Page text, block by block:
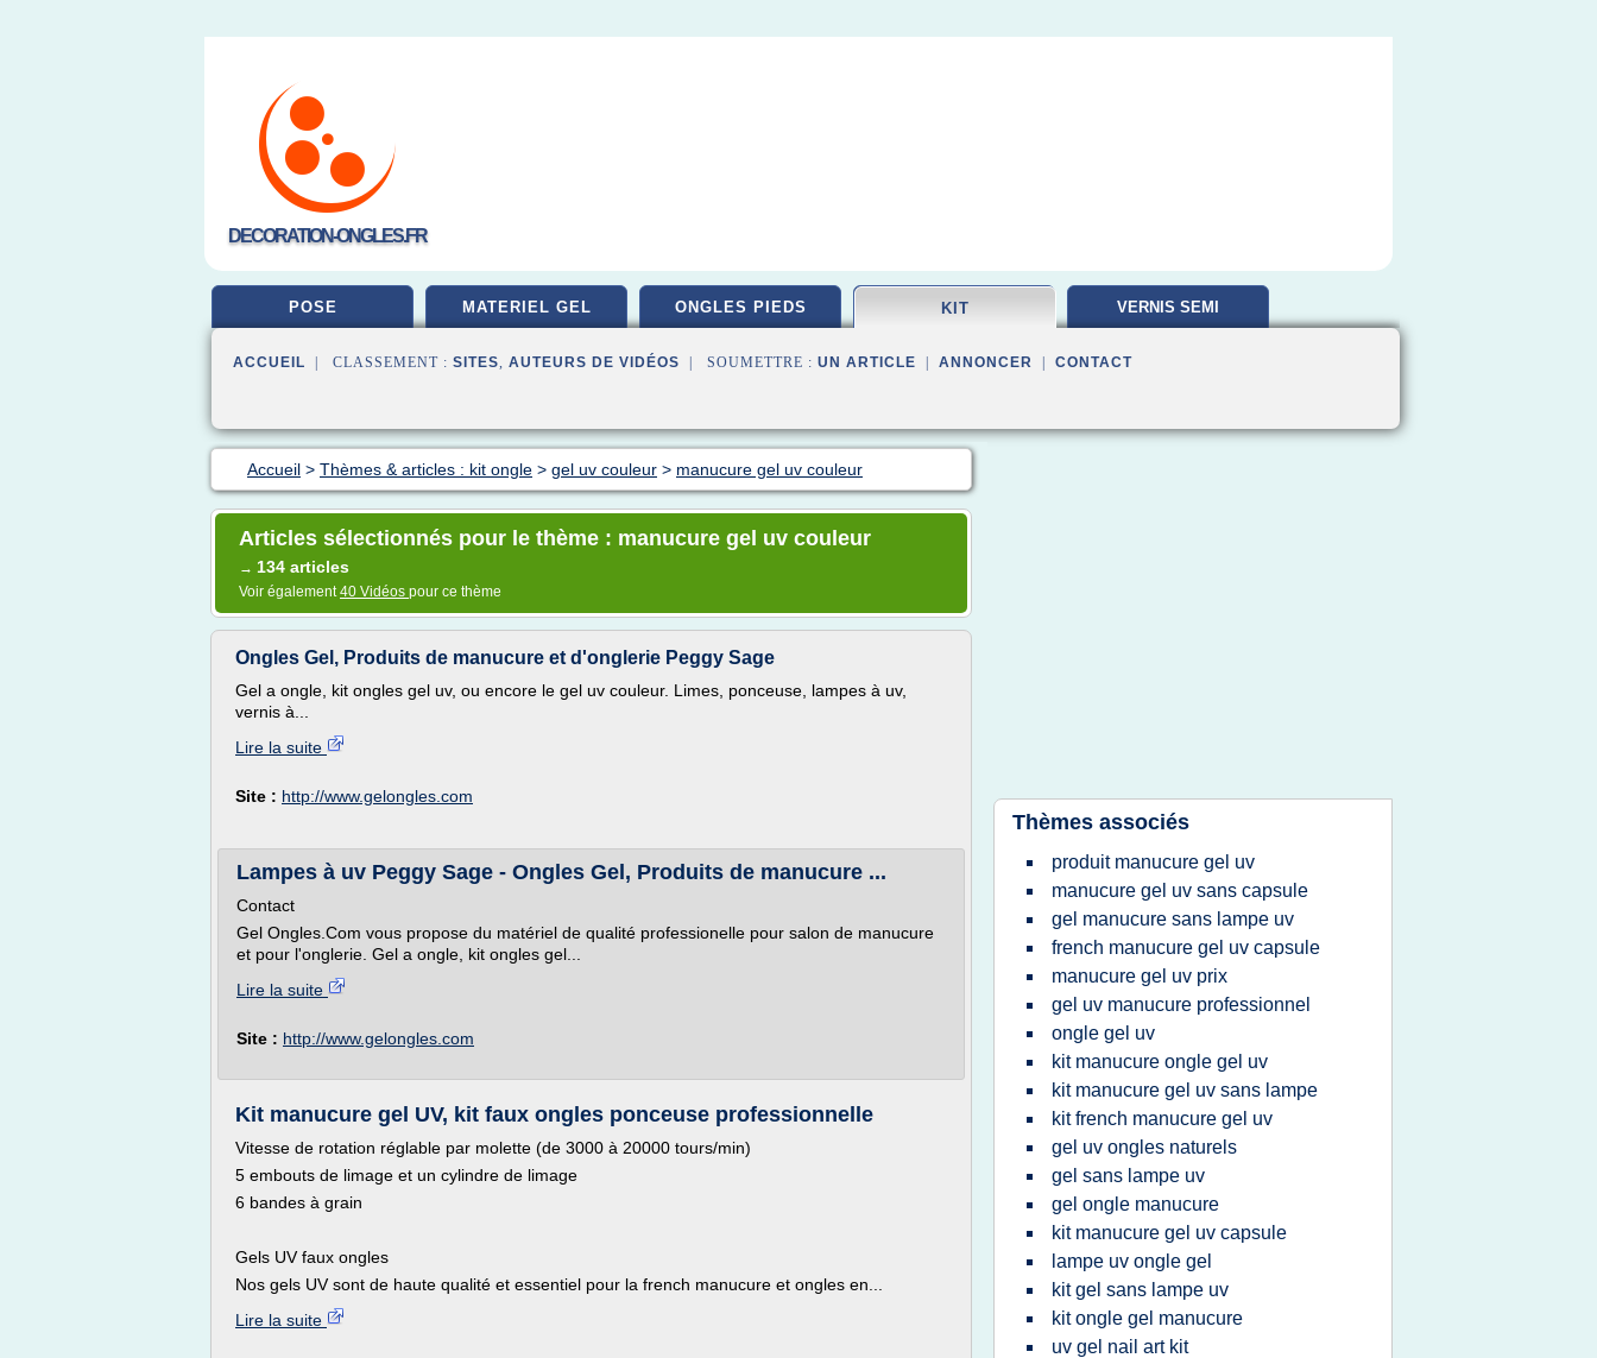
DECORATION-ONGLES.FR
POSE MATERIEL GEL ONGLES PIEDS KIT VERNIS SEMI
ACCUEIL | CLASSEMENT : SITES, AUTEURS DE VIDÉOS | SOUMETTRE : UN ARTICLE ANNONCER CONTACT
Accueil > Thèmes & articles : kit ongle > gel uv couleur > manucure gel uv couleur
Articles sélectionnés pour le thème : manucure gel uv couleur
→ 134 articles
Voir également40 Vidéos pour ce thème
Ongles Gel, Produits de manucure et d'onglerie Peggy Sage
Gel a ongle, kit ongles gel uv, ou encore le gel uv couleur. Limes, ponceuse, lampes à uv,
vernis à...
Lire la suite
Site : http://www.gelongles.com
Lampes à uv Peggy Sage - Ongles Gel, Produits de manucure ...
Contact
Gel Ongles.Com vous propose du matériel de qualité professionelle pour salon de manucure
et pour l'onglerie. Gel a ongle, kit ongles gel...
Lire la suite
Site : http://www.gelongles.com
Kit manucure gel UV, kit faux ongles ponceuse professionnelle
Vitesse de rotation réglable par molette (de 3000 à 20000 tours/min)
5 embouts de limage et un cylindre de limage
6 bandes à grain
Gels UV faux ongles
Nos gels UV sont de haute qualité et essentiel pour la french manucure et ongles en...
Lire la suite
Thèmes associés
produit manucure gel uv
manucure gel uv sans capsule
gel manucure sans lampe uv
french manucure gel uv capsule
manucure gel uv prix
gel uv manucure professionnel
ongle gel uv
kit manucure ongle gel uv
kit manucure gel uv sans lampe
kit french manucure gel uv
gel uv ongles naturels
gel sans lampe uv
gel ongle manucure
kit manucure gel uv capsule
lampe uv ongle gel
kit gel sans lampe uv
kit ongle gel manucure
uv gel nail art kit